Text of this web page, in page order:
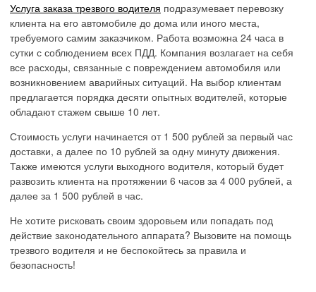
Услуга заказа трезвого водителя подразумевает перевозку
клиента на его автомобиле до дома или иного места,
требуемого самим заказчиком. Работа возможна 24 часа в
сутки с соблюдением всех ПДД. Компания возлагает на себя
все расходы, связанные с повреждением автомобиля или
возникновением аварийных ситуаций. На выбор клиентам
предлагается порядка десяти опытных водителей, которые
обладают стажем свыше 10 лет.
Стоимость услуги начинается от 1 500 рублей за первый час
доставки, а далее по 10 рублей за одну минуту движения.
Также имеются услуги выходного водителя, который будет
развозить клиента на протяжении 6 часов за 4 000 рублей, а
далее за 1 500 рублей в час.
Не хотите рисковать своим здоровьем или попадать под
действие законодательного аппарата? Вызовите на помощь
трезвого водителя и не беспокойтесь за правила и
безопасность!